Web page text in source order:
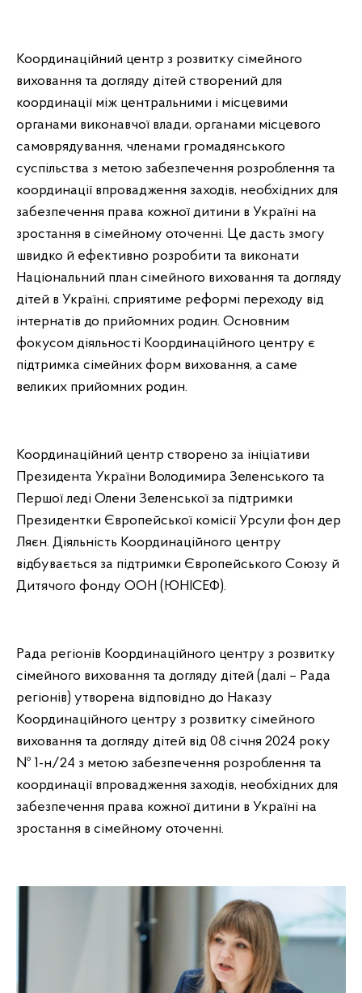
Координаційний центр з розвитку сімейного
виховання та догляду дітей створений для
координації між центральними і місцевими
органами виконавчої влади, органами місцевого
самоврядування, членами громадянського
суспільства з метою забезпечення розроблення та
координації впровадження заходів, необхідних для
забезпечення права кожної дитини в Україні на
зростання в сімейному оточенні. Це дасть змогу
швидко й ефективно розробити та виконати
Національний план сімейного виховання та догляду
дітей в Україні, сприятиме реформі переходу від
інтернатів до прийомних родин. Основним
фокусом діяльності Координаційного центру є
підтримка сімейних форм виховання, а саме
великих прийомних родин.
Координаційний центр створено за ініціативи
Президента України Володимира Зеленського та
Першої леді Олени Зеленської за підтримки
Президентки Європейської комісії Урсули фон дер
Ляєн. Діяльність Координаційного центру
відбувається за підтримки Європейського Союзу й
Дитячого фонду ООН (ЮНІСЕФ).
Рада регіонів Координаційного центру з розвитку
сімейного виховання та догляду дітей (далі – Рада
регіонів) утворена відповідно до Наказу
Координаційного центру з розвитку сімейного
виховання та догляду дітей від 08 січня 2024 року
№ 1-н/24 з метою забезпечення розроблення та
координації впровадження заходів, необхідних для
забезпечення права кожної дитини в Україні на
зростання в сімейному оточенні.